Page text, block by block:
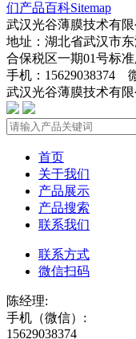
们产品百科Sitemap
武汉光谷薄膜技术有
地址：湖北省武汉市
合保税区一期01号标
手机：15629038374
武汉光谷薄膜技术有限
首页
关于我们
产品展示
产品搜索
联系我们
联系方式
微信扫码
陈经理:
手机（微信）:
15629038374